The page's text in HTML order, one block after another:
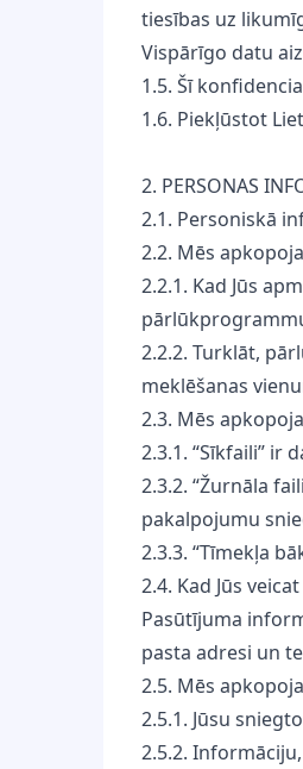
tiesības uz
Vispārīgo datu
1.5. Šī
1.6. Piekļūstot
2. PERSONAS
2.1. Personiskā
2.2. Mēs
2.2.1. Kad Jūs
2.2.2. Turklāt,
meklēšanas
2.3. Mēs
2.3.1. “Sīkfaili” ir
2.3.2. “Žurnāla
pakalpojumu
2.3.3. “Tīmekļa
2.4. Kad Jūs
Pasūtījuma
pasta adresi un
2.5. Mēs
2.5.1. Jūsu
2.5.2.